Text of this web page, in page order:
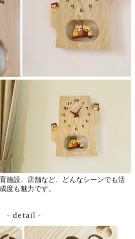
施設、店舗など、どんなシーンでも活
度も魅力です。